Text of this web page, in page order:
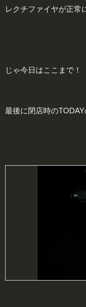
レクチファイヤが正常
じゃ今日はここまで！
最後に閉店時の